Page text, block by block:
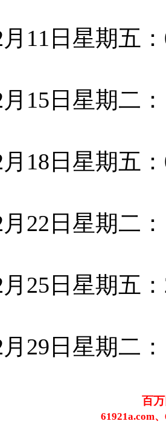
11日星期五
15日星期二
18日星期五
22日星期二
25日星期五
29日星期二
百
61921a.com